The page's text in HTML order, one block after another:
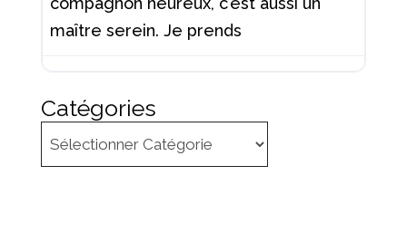
maître serein. Je prends
Catégories